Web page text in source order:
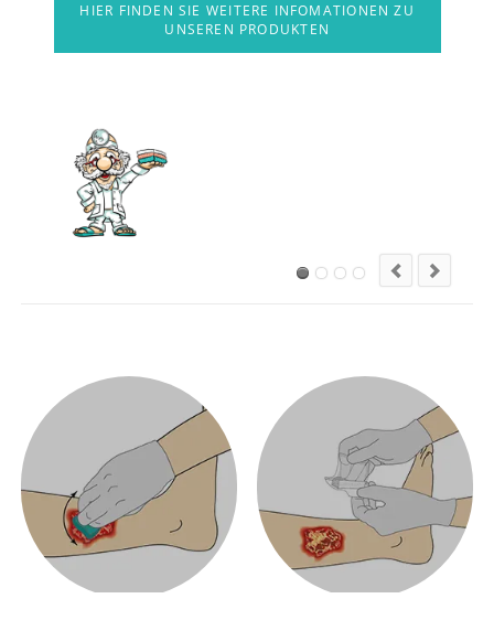
HIER FINDEN SIE WEITERE INFOMATIONEN ZU
UNSEREN PRODUKTEN